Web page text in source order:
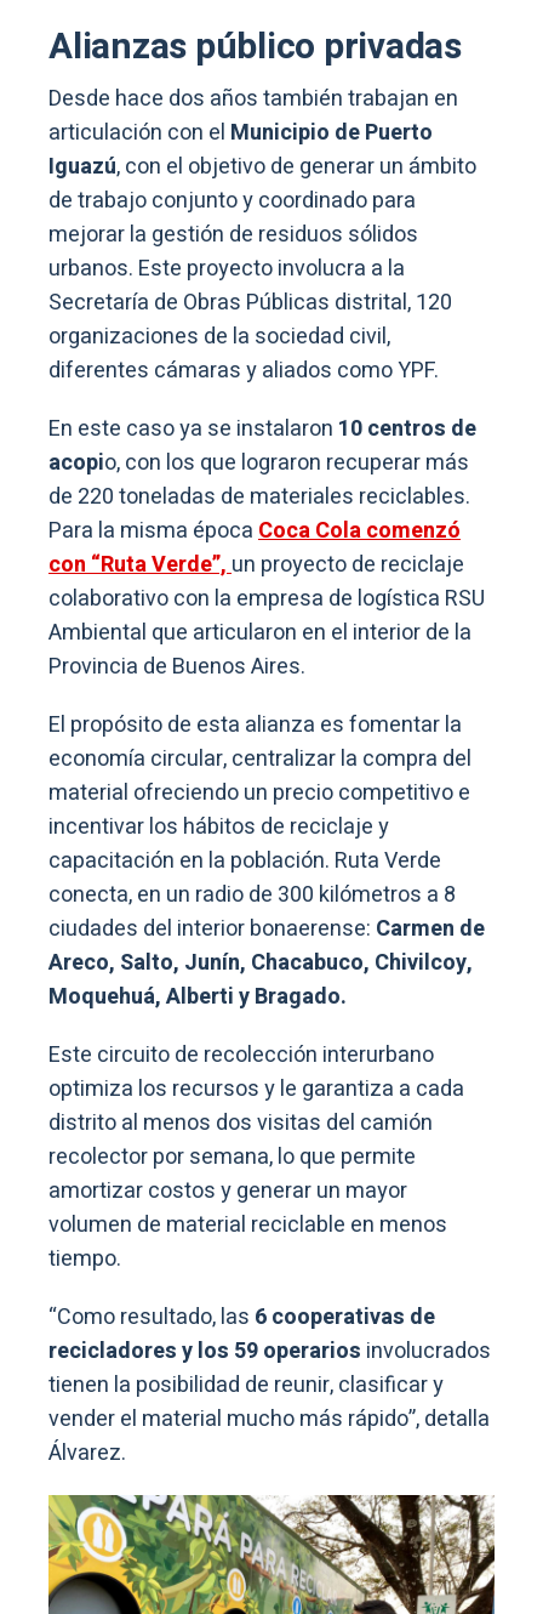
Alianzas público privadas
Desde hace dos años también trabajan en
articulación con el Municipio de Puerto
Iguazú, con el objetivo de generar un ámbito
de trabajo conjunto y coordinado para
mejorar la gestión de residuos sólidos
urbanos. Este proyecto involucra a la
Secretaría de Obras Públicas distrital, 120
organizaciones de la sociedad civil,
diferentes cámaras y aliados como YPF.
En este caso ya se instalaron 10 centros de
acopio, con los que lograron recuperar más
de 220 toneladas de materiales reciclables.
Para la misma épocaCoca Cola comenzó
con “Ruta Verde”,un proyecto de reciclaje
colaborativo con la empresa de logística RSU
Ambiental que articularon en el interior de la
Provincia de Buenos Aires.
El propósito de esta alianza es fomentar la
economía circular, centralizar la compra del
material ofreciendo un precio competitivo e
incentivar los hábitos de reciclaje y
capacitación en la población. Ruta Verde
conecta, en un radio de 300 kilómetros a 8
ciudades del interior bonaerense: Carmen de
Areco, Salto, Junín, Chacabuco, Chivilcoy,
Moquehuá, Alberti y Bragado.
Este circuito de recolección interurbano
optimiza los recursos y le garantiza a cada
distrito al menos dos visitas del camión
recolector por semana, lo que permite
amortizar costos y generar un mayor
volumen de material reciclable en menos
tiempo.
“Como resultado, las 6 cooperativas de
recicladores y los 59 operarios involucrados
tienen la posibilidad de reunir, clasificar y
vender el material mucho más rápido”, detalla
Álvarez.